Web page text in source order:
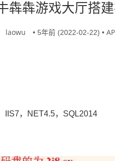
犇犇游戏大厅搭
laowu • 5年前 (2022-02-22) •
IIS7，NET4.5，SQL2014